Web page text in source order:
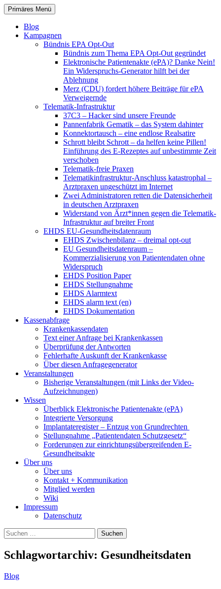
Zum
Inhalt
springen
patientenrechte-datenschutz.de
Suchen
Primäres Menü
Blog
Kampagnen
Bündnis EPA Opt-Out
Bündnis zum Thema EPA Opt-Out gegründet
Elektronische Patientenakte (ePA)? Danke Nein!
Ein Widerspruchs-Generator hilft bei der
Ablehnung
Merz (CDU) fordert höhere Beiträge für ePA
Verweigernde
Telematik-Infrastruktur
37C3 – Hacker sind unsere Freunde
Pannenfabrik Gematik – das System dahinter
Konnektortausch – eine endlose Realsatire
Schrott bleibt Schrott – da helfen keine Pillen!
Einführung des E-Rezeptes auf unbestimmte Zeit
verschoben
Telematik-freie Praxen
Telematikinfrastruktur-Anschluss katastrophal –
Arztpraxen ungeschützt im Internet
Zwei Administratoren retten die Datensicherheit
in deutschen Arztpraxen
Widerstand von Ärzt*innen gegen die Telematik-
Infrastruktur auf breiter Front
EHDS EU-Gesundheitsdatenraum
EHDS Zwischenbilanz – dreimal opt-out
EU Gesundheitsdatenraum –
Kommerzialisierung von Patientendaten ohne
Widerspruch
EHDS Position Paper
EHDS Stellungnahme
EHDS Alarmtext
EHDS alarm text (en)
EHDS Dokumentation
Kassenabfrage
Krankenkassendaten
Text einer Anfrage bei Krankenkassen
Überprüfung der Antworten
Fehlerhafte Auskunft der Krankenkasse
Über diesen Anfragegenerator
Veranstaltungen
Bisherige Veranstaltungen (mit Links der Video-
Aufzeichnungen)
Wissen
Überblick Elektronische Patientenakte (ePA)
Integrierte Versorgung
Implantateregister – Entzug von Grundrechten
Stellungnahme „Patientendaten Schutzgesetz“
Forderungen zur einrichtungsübergreifenden E-
Gesundheitsakte
Über uns
Über uns
Kontakt + Kommunikation
Mitglied werden
Wiki
Impressum
Datenschutz
Suchen
nach:
Schlagwortarchiv: Gesundheitsdaten
Blog